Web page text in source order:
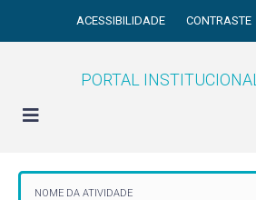
ACESSIBILIDADE CONTRASTE
PORTAL INSTITUCIONAL
NOME DA ATIVIDADE